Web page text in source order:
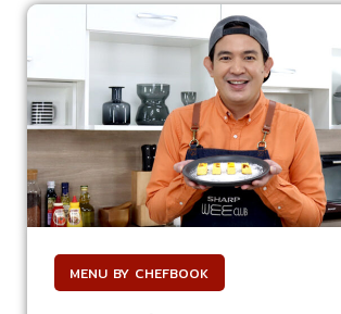
MENU BY CHEFBOOK